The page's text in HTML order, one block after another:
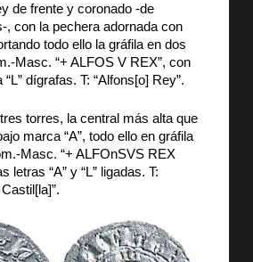
de frente y coronado -de
, con la pechera adornada con
todo ello la gráfila en dos
Masc. “+ ALFOS V REX”, con
“L” dígrafas. T: “Alfons[o] Rey”.
torres, la central más alta que
marca “A”, todo ello en gráfila
Masc. “+ ALFOnSVS REX
letras “A” y “L” ligadas. T: